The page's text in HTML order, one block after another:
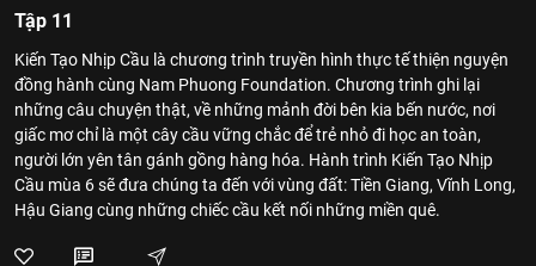
Tập 11
Kiến Tạo Nhịp Cầu là chương trình truyền hình thực tế thiện nguyện
đồng hành cùng Nam Phuong Foundation. Chương trình ghi lại
những câu chuyện thật, về những mảnh đời bên kia bến nước, nơi
giấc mơ chỉ là một cây cầu vững chắc để trẻ nhỏ đi học an toàn,
người lớn yên tân gánh gồng hàng hóa. Hành trình Kiến Tạo Nhịp
Cầu mùa 6 sẽ đưa chúng ta đến với vùng đất: Tiền Giang, Vĩnh Long,
Hậu Giang cùng những chiếc cầu kết nối những miền quê.